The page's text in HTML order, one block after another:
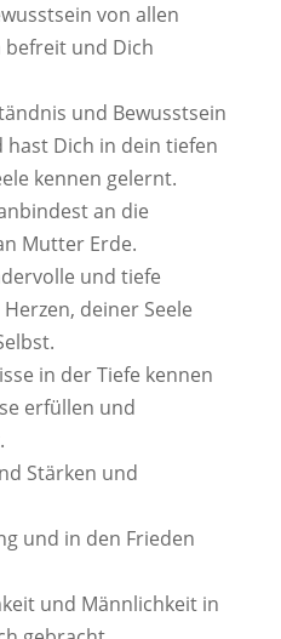
von allen
und Dich
und Bewusstsein
Dich in dein tiefen
kennen gelernt.
an die
Mutter Erde.
und tiefe
deiner Seele
in der Tiefe kennen
erfüllen und
Stärken und
und in den Frieden
und Männlichkeit in